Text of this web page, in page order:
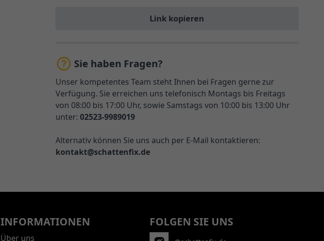
Link kopieren
Sie haben Fragen?
Unser kompetentes Team steht Ihnen bei Fragen gerne zur
Verfügung. Sie erreichen uns telefonisch Montags bis Freitags
von 08:00 bis 17:00 Uhr, sowie Samstags von 10:00 bis 13:00 Uhr
unter: 02523-9989019
Alternativ können Sie uns auch per E-Mail kontaktieren:
kontakt@schattenfix.de
INFORMATIONEN
Über uns
FOLGEN SIE UNS